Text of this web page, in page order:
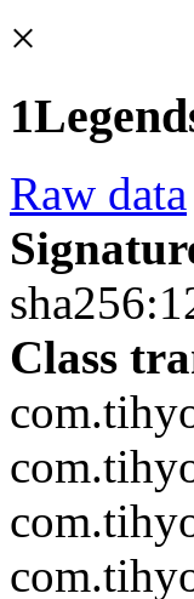
×
Raw data
Class